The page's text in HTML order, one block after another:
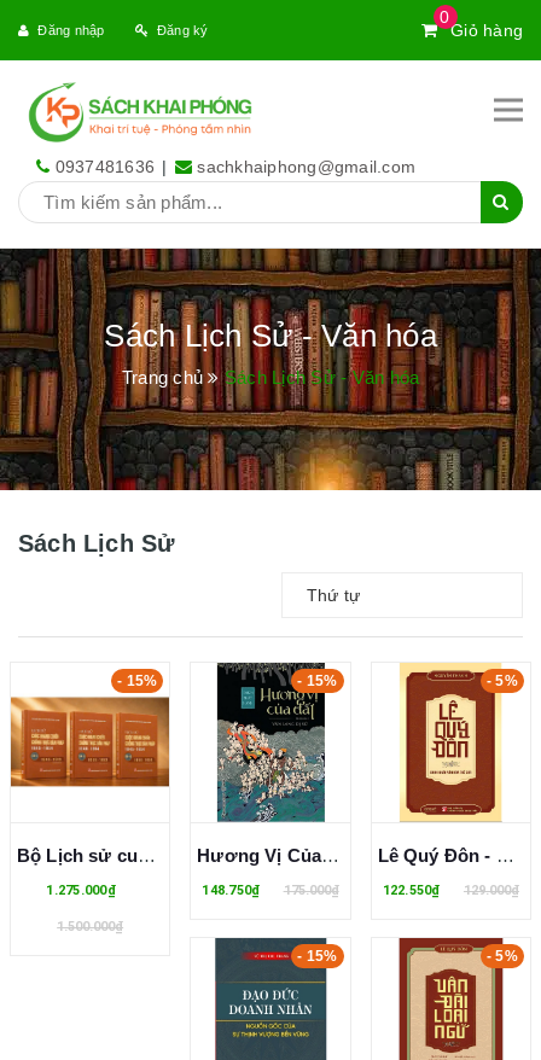
0
Giỏ hàng
Đăng nhập Đăng ký
0937481636 | sachkhaiphong@gmail.com
Sách Lịch Sử - Văn hóa
Trang chủ Sách Lịch Sử - Văn hóa
Sách Lịch Sử
Thứ tự
- 15%
Bộ Lịch sử cuộc kháng chiến chống thực dân Pháp 1945 - 1954 (Bộ 3 tập)
1.275.000₫
1.500.000₫
- 15%
Hương Vị Của Đất - Văn Lang Dị Sử - Thích Nhất Hạnh
148.750₫ 175.000₫
- 5%
Lê Quý Đôn - Danh Nhân Văn Hóa Thế Giới - Nguyễn Thanh
122.550₫ 129.000₫
- 15% - 5%